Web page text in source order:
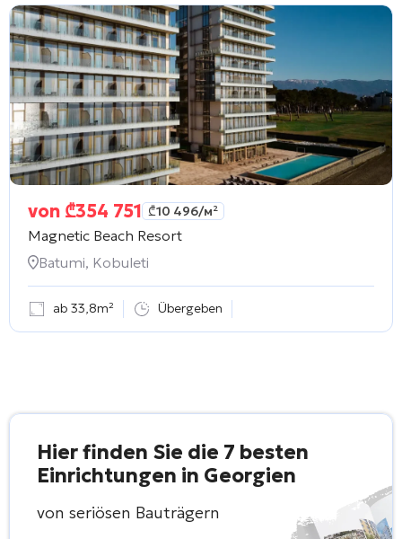
von ₾354 751 ₾10 496/м²
Magnetic Beach Resort
Batumi, Kobuleti
ab 33,8m² Übergeben
Hier finden Sie die 7 besten
Einrichtungen in Georgien
von seriösen Bauträgern